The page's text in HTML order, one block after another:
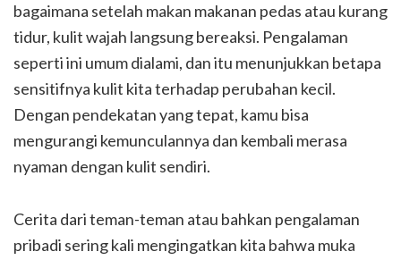
bagaimana setelah makan makanan pedas atau kurang
tidur, kulit wajah langsung bereaksi. Pengalaman
seperti ini umum dialami, dan itu menunjukkan betapa
sensitifnya kulit kita terhadap perubahan kecil.
Dengan pendekatan yang tepat, kamu bisa
mengurangi kemunculannya dan kembali merasa
nyaman dengan kulit sendiri.
Cerita dari teman-teman atau bahkan pengalaman
pribadi sering kali mengingatkan kita bahwa muka